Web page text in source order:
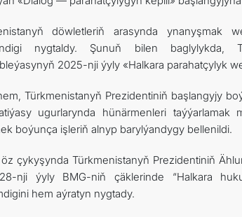
döwletleriň arasynda ynanyşmak
nygtaldy. Şunuň bilen baglylykda,
2025-nji ýyly «Halkara parahatçylyk
Türkmenistanyň Prezidentiniň başlangyjy
ugurlarynda hünärmenleri
boýunça işleriň alnyp barylýandygy bellenildi.
çykyşynda Türkmenistanyň Prezidentiniň
nji ýyly BMG-niň çäklerinde “Halkara
hem aýratyn nygtady.